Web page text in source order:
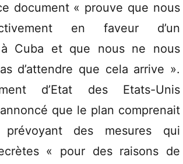
document « prouve que nous
en faveur d’un
à Cuba et que nous ne nous
d’attendre que cela arrive ».
d’Etat des Etats-Unis
annoncé que le plan comprenait
des mesures qui
« pour des raisons de